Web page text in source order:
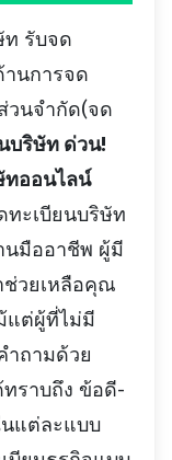
ท รับจด
านการจด
วนจำกัด(จด
บริษัท ด่วน!
ทออนไลน์
ทะเบียนบริษัท
นมืออาชีพ ผู้มี
วยเหลือคุณ
แต่ผู้ที่ไม่มี
ำถามด้วย
ราบถึง ข้อดี-
นแต่ละแบบ